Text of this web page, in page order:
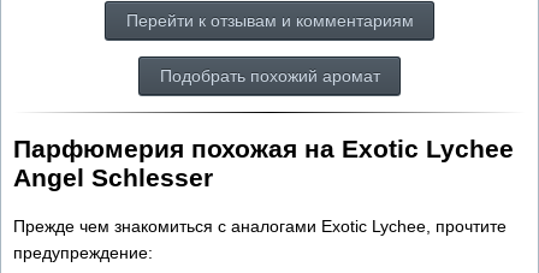
Перейти к отзывам и комментариям
Подобрать похожий аромат
Парфюмерия похожая на Exotic Lychee
Angel Schlesser
Прежде чем знакомиться с аналогами Exotic Lychee, прочтите
предупреждение: